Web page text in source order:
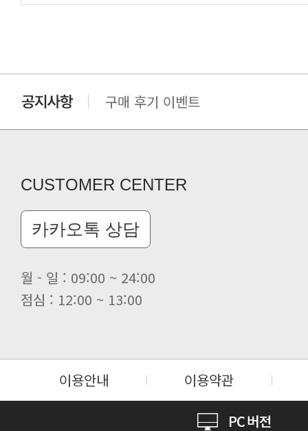
클린 공장명 변경
CUSTOMER CENTER
카카오톡 상담
월 - 일 : 09:00 ~ 24:00
점심 : 12:00 ~ 13:00
이용안내 이용약관